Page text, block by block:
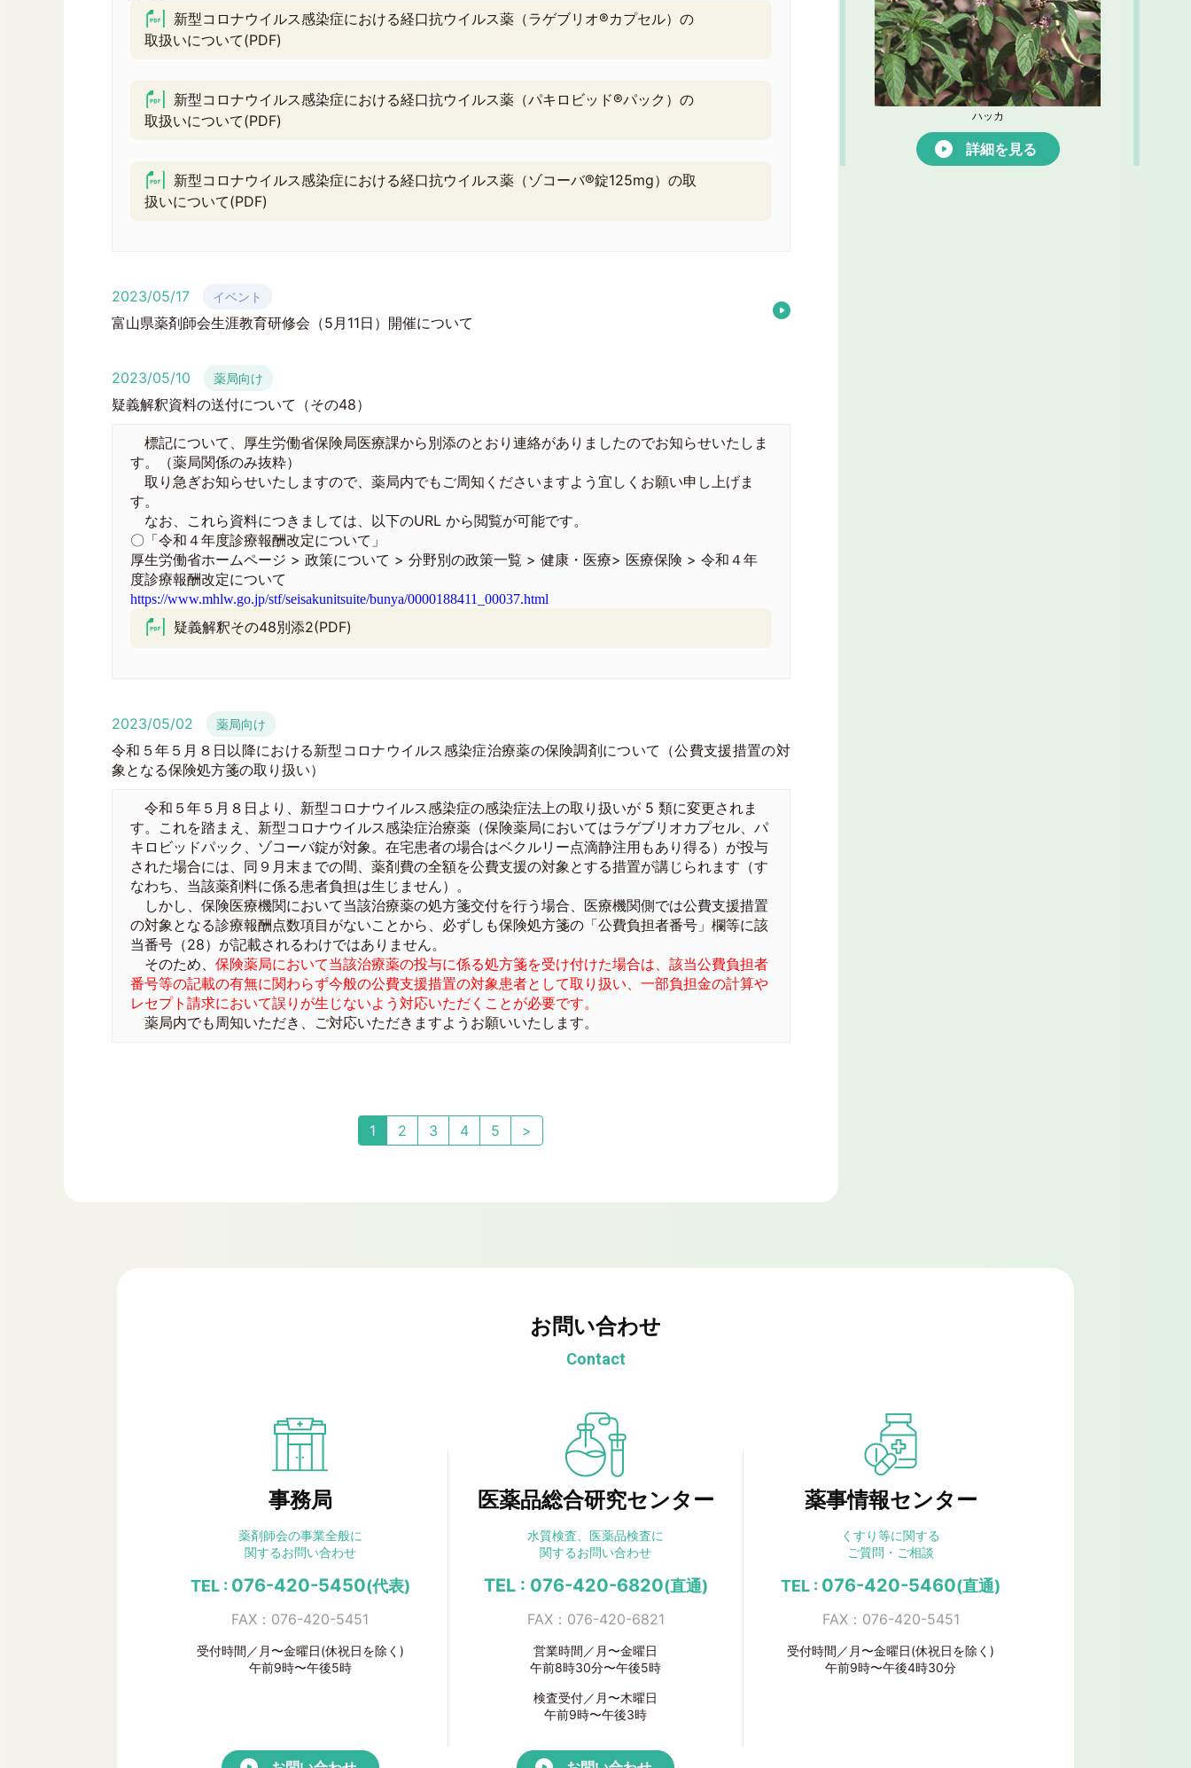
新型コロナウイルス感染症における経口抗ウイルス薬（ラゲブリオ®カプセル）の
取扱いについて(PDF)
新型コロナウイルス感染症における経口抗ウイルス薬（パキロビッド®パック）の
取扱いについて(PDF)
新型コロナウイルス感染症における経口抗ウイルス薬（ゾコーバ®錠125mg）の取
扱いについて(PDF)
2023/05/17 イベント
富山県薬剤師会生涯教育研修会（5月11日）開催について
2023/05/10 薬局向け
疑義解釈資料の送付について（その48）
標記について、厚生労働省保険局医療課から別添のとおり連絡がありましたのでお知らせいたしま
す。（薬局関係のみ抜粋）
取り急ぎお知らせいたしますので、薬局内でもご周知くださいますよう宜しくお願い申し上げま
す。
なお、これら資料につきましては、以下のURL から閲覧が可能です。
〇「令和４年度診療報酬改定について」
厚生労働省ホームページ > 政策について > 分野別の政策一覧 > 健康・医療> 医療保険 > 令和４年
度診療報酬改定について
https://www.mhlw.go.jp/stf/seisakunitsuite/bunya/0000188411_00037.html
疑義解釈その48別添2(PDF)
2023/05/02 薬局向け
令和５年５月８日以降における新型コロナウイルス感染症治療薬の保険調剤について（公費支援措置の対
象となる保険処方箋の取り扱い）
令和５年５月８日より、新型コロナウイルス感染症の感染症法上の取り扱いが 5 類に変更されま
す。これを踏まえ、新型コロナウイルス感染症治療薬（保険薬局においてはラゲブリオカプセル、パ
キロビッドパック、ゾコーバ錠が対象。在宅患者の場合はベクルリー点滴静注用もあり得る）が投与
された場合には、同９月末までの間、薬剤費の全額を公費支援の対象とする措置が講じられます（す
なわち、当該薬剤料に係る患者負担は生じません）。
しかし、保険医療機関において当該治療薬の処方箋交付を行う場合、医療機関側では公費支援措置
の対象となる診療報酬点数項目がないことから、必ずしも保険処方箋の「公費負担者番号」欄等に該
当番号（28）が記載されるわけではありません。
そのため、 保険薬局において当該治療薬の投与に係る処方箋を受け付けた場合は、該当公費負担者
番号等の記載の有無に関わらず今般の公費支援措置の対象患者として取り扱い、一部負担金の計算や
レセプト請求において誤りが生じないよう対応いただくことが必要です。
薬局内でも周知いただき、ご対応いただきますようお願いいたします。
1 2 3 4 5 >
ハッカ
詳細を見る
お問い合わせ
Contact
事務局
薬剤師会の事業全般に
関するお問い合わせ
TEL : 076-420-5450(代表)
FAX：076-420-5451
受付時間／月〜金曜日(休祝日を除く)
午前9時〜午後5時
医薬品総合研究センター
水質検査、医薬品検査に
関するお問い合わせ
TEL : 076-420-6820(直通)
FAX：076-420-6821
営業時間／月〜金曜日
午前8時30分〜午後5時
検査受付／月〜木曜日
午前9時〜午後3時
薬事情報センター
くすり等に関する
ご質問・ご相談
TEL : 076-420-5460(直通)
FAX：076-420-5451
受付時間／月〜金曜日(休祝日を除く)
午前9時〜午後4時30分